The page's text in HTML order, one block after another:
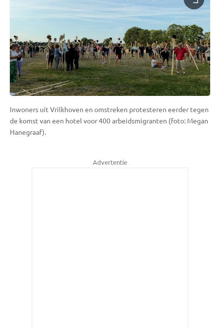
Inwoners uit Vrilkhoven en omstreken protesteren eerder tegen
de komst van een hotel voor 400 arbeidsmigranten (foto: Megan
Hanegraaf).
Advertentie